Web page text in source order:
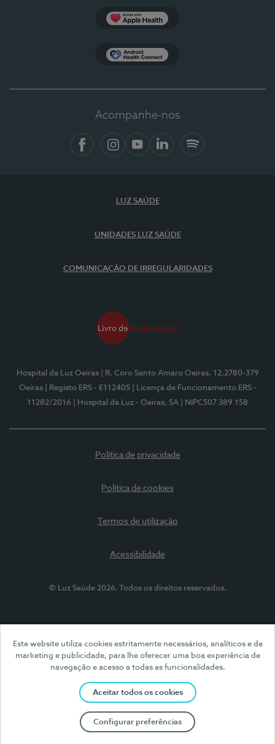
Este website utiliza cookies estritamente necessários, analíticos e de
marketing e publicidade, para lhe oferecer uma boa experiência de
navegação e acesso a todas as funcionalidades.
Aceitar todos os cookies
Configurar preferências
Acompanhe-nos
LUZ SAÚDE
UNIDADES LUZ SAÚDE
COMUNICAÇÃO DE IRREGULARIDADES
Hospital da Luz Oeiras
| R. Coro Santo Amaro Oeiras, 12,2780-379
Oeiras
| Registo ERS - E112405
| Licença de Funcionamento ERS -
11282/2016
| Hospital da Luz - Oeiras, SA | NIPC507 389 158
Política de privacidade
Política de cookies
Termos de utilização
Acessibilidade
© Luz Saúde 2026. Todos os direitos reservados.